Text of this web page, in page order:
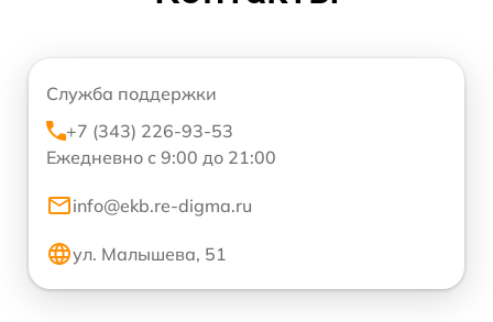
Служба поддержки
+7 (343) 226-93-53
Ежедневно с 9:00 до 21:00
info@ekb.re-digma.ru
ул. Малышева, 51